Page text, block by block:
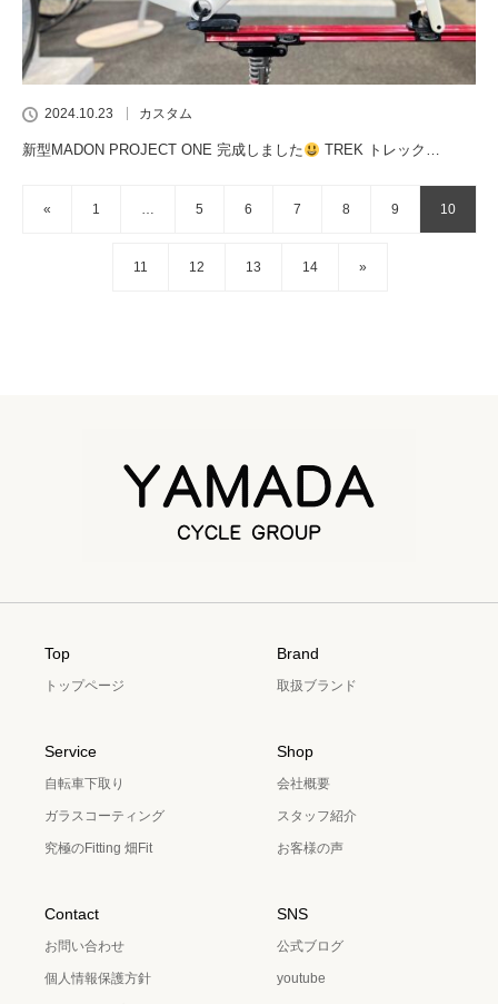
2024.10.23 カスタム
新型MADON PROJECT ONE 完成しました TREK トレック…
« 1 … 5 6 7 8 9 10
11 12 13 14 »
Top
トップページ
Brand
取扱ブランド
Service
自転車下取り
ガラスコーティング
究極のFitting 畑Fit
Shop
会社概要
スタッフ紹介
お客様の声
Contact
お問い合わせ
個人情報保護方針
SNS
公式ブログ
youtube